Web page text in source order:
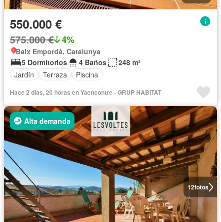
550.000 €
575.000 € 4%
Baix Empordà, Catalunya
5 Dormitorios
4 Baños
248 m²
Jardín
Terraza Piscina
Hace 2 días, 20 horas en Yaencontre - GRUP HABITAT
12fotos
Alta demanda